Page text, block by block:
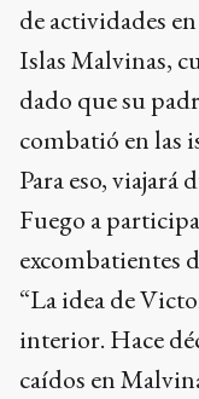
de actividades
Islas Malvinas,
dado que su
combatió en las
Para eso, viajará
Fuego a
excombatientes
“La idea de
interior. Hace
caídos en